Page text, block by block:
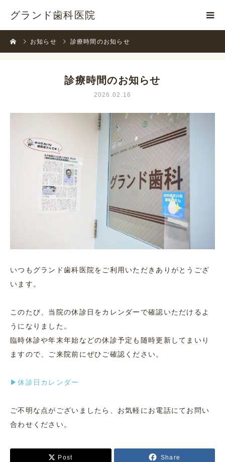
グランド歯科医院
お知らせ 診療時間のお知らせ
診療時間のお知らせ
2026.02.16
いつもグランド歯科医院をご利用いただきありがとうござ
います。
このたび、当院の休診日をカレンダーで確認いただけるよ
うになりました。
臨時休診や年末年始などの休診予定も随時更新してまいり
ますので、ご来院前にぜひご確認ください。
▶︎休診日カレンダー
ご不明な点がございましたら、お気軽にお電話にてお問い
合わせください。
Post Share